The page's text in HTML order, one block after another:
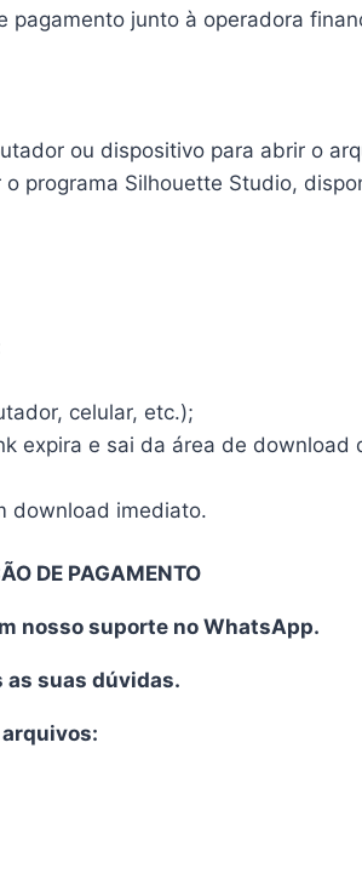
junto à operadora
ou dispositivo para abrir o
programa Silhouette Studio,
celular, etc.);
expira e sai da área de download
download imediato.
DE PAGAMENTO
nosso suporte no WhatsApp.
as suas dúvidas.